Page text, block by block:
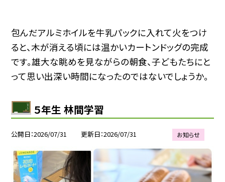
包んだアルミホイルを牛乳パックに入れて火をつけ
ると、木が消える頃には温かいカートンドッグの完成
です。雄大な眺めを見ながらの朝食、子どもたちにと
って思い出深い時間になったのではないでしょうか。
５年生 林間学習
公開日 2026/07/31 更新日 2026/07/31 お知らせ